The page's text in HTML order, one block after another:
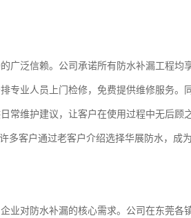
广泛信赖。公司承诺所有防水补漏工程均
专业人员上门检修，免费提供维修服务。
常维护建议，让客户在使用过程中无后顾
多客户通过老客户介绍选择华展防水，成
业对防水补漏的核心需求。公司在东莞各